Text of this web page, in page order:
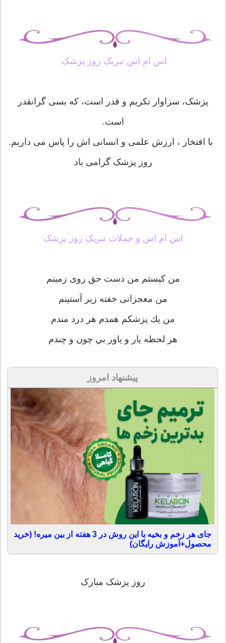
اس ام اس تبریک روز پزشک
پزشک، سزاوار تکریم و قدر است، که بسی گرانقدر
است.
با افتخار ، ارزش علمی و انسانی اش را پاس می داریم.
روز پزشک گرامی باد
اس ام اس و جملات تبریک روز پزشک
من كيستم من دست حق روی زمينم
من معجزاتی خفته زير آستينم
من يك پزشكم همدم هر درد مندم
هر لحظه يار و ياور بي چون و چندم
پیشنهاد امروز
جای هر زخم و بخیه با این روش در 3 هفته از بین میره! (خرید
محصول+آموزش رایگان)
روز پزشک مبارک